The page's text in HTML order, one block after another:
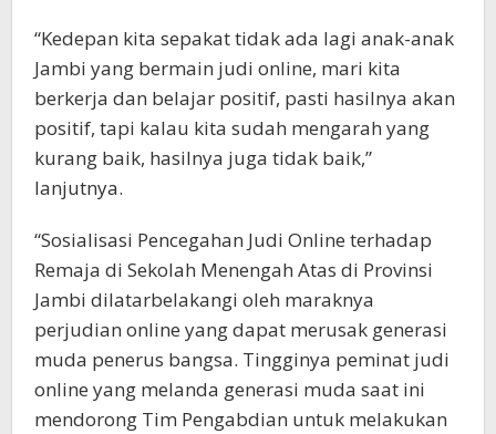
“Kedepan kita sepakat tidak ada lagi anak-anak
Jambi yang bermain judi online, mari kita
berkerja dan belajar positif, pasti hasilnya akan
positif, tapi kalau kita sudah mengarah yang
kurang baik, hasilnya juga tidak baik,”
lanjutnya.
“Sosialisasi Pencegahan Judi Online terhadap
Remaja di Sekolah Menengah Atas di Provinsi
Jambi dilatarbelakangi oleh maraknya
perjudian online yang dapat merusak generasi
muda penerus bangsa. Tingginya peminat judi
online yang melanda generasi muda saat ini
mendorong Tim Pengabdian untuk melakukan